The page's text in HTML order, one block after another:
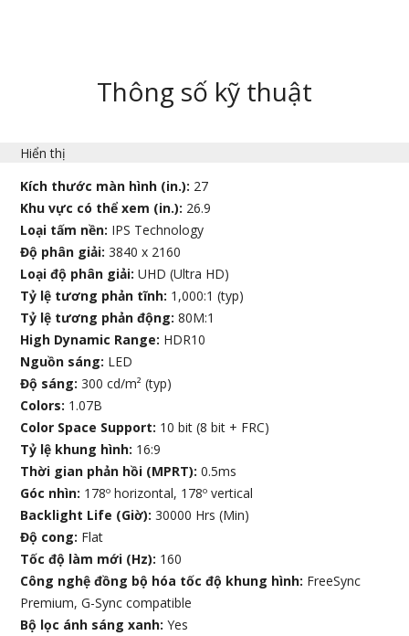
Thông số kỹ thuật
Hiển thị
Kích thước màn hình (in.): 27
Khu vực có thể xem (in.): 26.9
Loại tấm nền: IPS Technology
Độ phân giải:3840 x 2160
Loại độ phân giải:UHD (Ultra HD)
Tỷ lệ tương phản tĩnh: 1,000:1 (typ)
Tỷ lệ tương phản động:80M:1
High Dynamic Range: HDR10
Nguồn sáng: LED
Độ sáng:300 cd/m² (typ)
Colors: 1.07B
Color Space Support: 10 bit (8 bit + FRC)
Tỷ lệ khung hình: 16:9
Thời gian phản hồi (MPRT):0.5ms
Góc nhìn: 178º horizontal, 178º vertical
Backlight Life (Giờ):30000 Hrs (Min)
Độ cong: Flat
Tốc độ làm mới (Hz): 160
Công nghệ đồng bộ hóa tốc độ khung hình: FreeSync
Premium, G-Sync compatible
Bộ lọc ánh sáng xanh:Yes